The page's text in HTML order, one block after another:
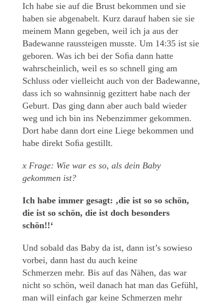
Ich habe sie auf die Brust bekommen und sie
haben sie abgenabelt. Kurz darauf haben sie sie
meinem Mann gegeben, weil ich ja aus der
Badewanne raussteigen musste. Um 14:35 ist sie
geboren. Was ich bei der Soﬁa dann hatte
wahrscheinlich, weil es so schnell ging am
Schluss oder vielleicht auch von der Badewanne,
dass ich so wahnsinnig gezittert habe nach der
Geburt. Das ging dann aber auch bald wieder
weg und ich bin ins Nebenzimmer gekommen.
Dort habe dann dort eine Liege bekommen und
habe direkt Soﬁa gestillt.
x Frage: Wie war es so, als dein Baby
gekommen ist?
Ich habe immer gesagt: ‚die ist so so schön,
die ist so schön, die ist doch besonders
schön!!‘
Und sobald das Baby da ist, dann ist’s sowieso
vorbei, dann hast du auch keine
Schmerzen mehr. Bis auf das Nähen, das war
nicht so schön, weil danach hat man das Gefühl,
man will einfach gar keine Schmerzen mehr